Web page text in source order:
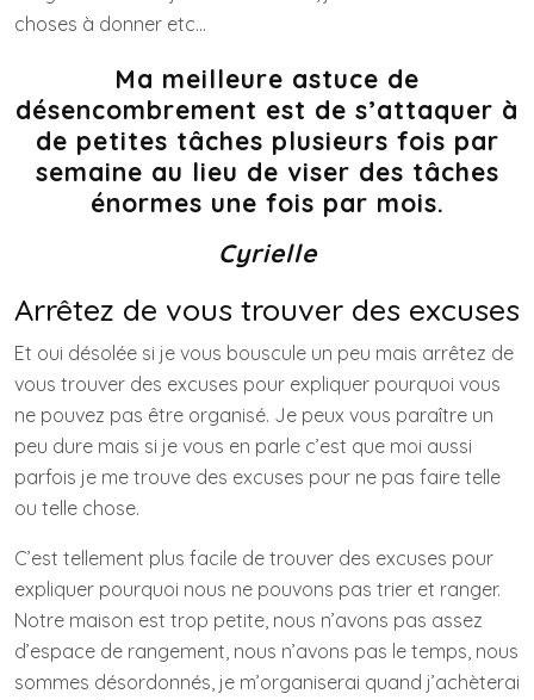
choses à donner etc…
Ma meilleure astuce de
désencombrement est de s’attaquer à
de petites tâches plusieurs fois par
semaine au lieu de viser des tâches
énormes une fois par mois.
Cyrielle
Arrêtez de vous trouver des excuses
Et oui désolée si je vous bouscule un peu mais arrêtez de
vous trouver des excuses pour expliquer pourquoi vous
ne pouvez pas être organisé. Je peux vous paraître un
peu dure mais si je vous en parle c’est que moi aussi
parfois je me trouve des excuses pour ne pas faire telle
ou telle chose.
C’est tellement plus facile de trouver des excuses pour
expliquer pourquoi nous ne pouvons pas trier et ranger.
Notre maison est trop petite, nous n’avons pas assez
d’espace de rangement, nous n’avons pas le temps, nous
sommes désordonnés, je m’organiserai quand j’achèterai